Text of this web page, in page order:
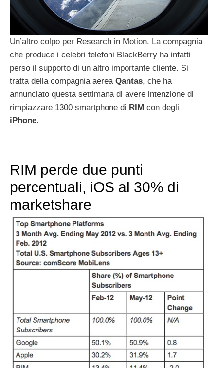
Un’altro colpo per Research in Motion. La compagnia
che produce i celebri telefoni BlackBerry ha infatti
perso il supporto di un altro importante cliente. Si
tratta della compagnia aerea Qantas, che ha
annunciato questa settimana di avere intenzione di
rimpiazzare 1300 smartphone di RIM con degli
iPhone.
RIM perde due punti
percentuali, iOS al 30% di
marketshare